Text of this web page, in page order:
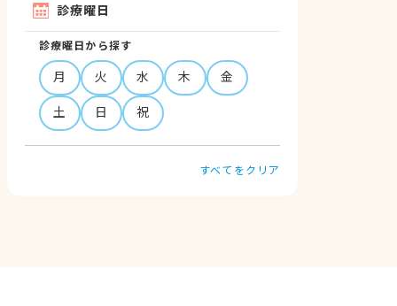
診療曜日
診療曜日から探す
月 火 水 木
金
土
日 祝
すべてをクリア